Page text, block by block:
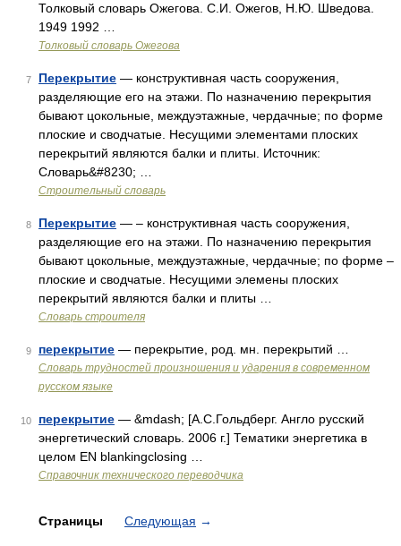
Толковый словарь Ожегова. С.И. Ожегов, Н.Ю. Шведова.
1949 1992 …
Толковый словарь Ожегова
7 Перекрытие — конструктивная часть сооружения,
разделяющие его на этажи. По назначению перекрытия
бывают цокольные, междуэтажные, чердачные; по форме
плоские и сводчатые. Несущими элементами плоских
перекрытий являются балки и плиты. Источник:
Словарь&#8230; …
Строительный словарь
8 Перекрытие — – конструктивная часть сооружения,
разделяющие его на этажи. По назначению перекрытия
бывают цокольные, междуэтажные, чердачные; по форме –
плоские и сводчатые. Несущими элемены плоских
перекрытий являются балки и плиты …
Словарь строителя
9 перекрытие — перекрытие, род. мн. перекрытий …
Словарь трудностей произношения и ударения в современном
русском языке
10 перекрытие — &mdash; [А.С.Гольдберг. Англо русский
энергетический словарь. 2006 г.] Тематики энергетика в
целом EN blankingclosing …
Справочник технического переводчика
Страницы Следующая →